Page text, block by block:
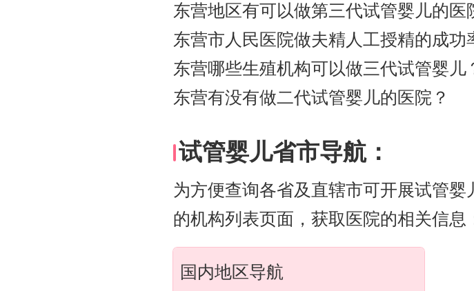
东营地区有可以做第三代试管婴儿的医
东营市人民医院做夫精人工授精的成功
东营哪些生殖机构可以做三代试管婴儿
东营有没有做二代试管婴儿的医院？
试管婴儿省市导航：
为方便查询各省及直辖市可开展试管
的机构列表页面，获取医院的相关信息
国内地区导航